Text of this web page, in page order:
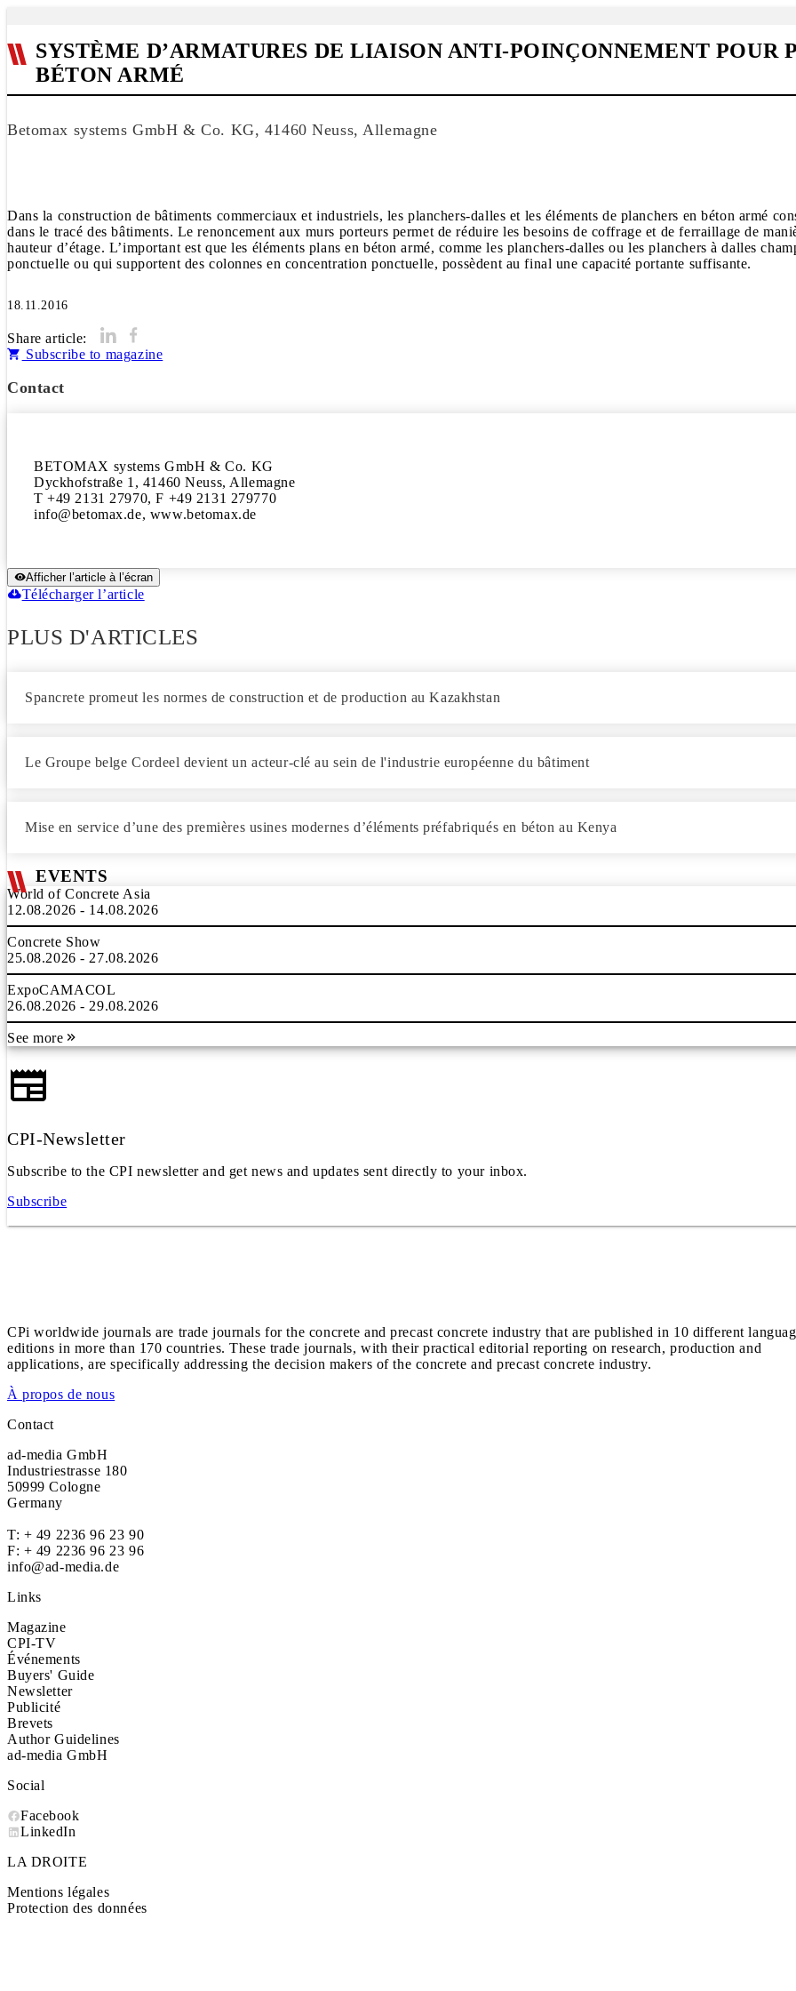
SYSTÈME D’ARMATURES DE LIAISON ANTI-POINÇONNEMENT POUR
BÉTON ARMÉ
Betomax systems GmbH & Co. KG, 41460 Neuss, Allemagne
Dans la construction de bâtiments commerciaux et industriels, les planchers-dalles et les éléments de planchers en béton armé
dans le tracé des bâtiments. Le renoncement aux murs porteurs permet de réduire les besoins de coffrage et de ferraillage de
hauteur d’étage. L’important est que les éléments plans en béton armé, comme les planchers-dalles ou les planchers à dalles
ponctuelle ou qui supportent des colonnes en concentration ponctuelle, possèdent au final une capacité portante suffisante.
18.11.2016
Share article:
Subscribe to magazine
Contact
BETOMAX systems GmbH & Co. KG
Dyckhofstraße 1, 41460 Neuss, Allemagne
T +49 2131 27970, F +49 2131 279770
info@betomax.de, www.betomax.de
Afficher l’article à l’écran
Télécharger l’article
PLUS D'ARTICLES
Spancrete promeut les normes de construction et de production au Kazakhstan
Le Groupe belge Cordeel devient un acteur-clé au sein de l'industrie européenne du bâtiment
Mise en service d’une des premières usines modernes d’éléments préfabriqués en béton au Kenya
EVENTS
World of Concrete Asia
12.08.2026 - 14.08.2026
Concrete Show
25.08.2026 - 27.08.2026
ExpoCAMACOL
26.08.2026 - 29.08.2026
See more
CPI-Newsletter
Subscribe to the CPI newsletter and get news and updates sent directly to your inbox.
Subscribe
CPi worldwide journals are trade journals for the concrete and precast concrete industry that are published in 10 different
editions in more than 170 countries. These trade journals, with their practical editorial reporting on research, production and
applications, are specifically addressing the decision makers of the concrete and precast concrete industry.
À propos de nous
Contact
ad-media GmbH
Industriestrasse 180
50999 Cologne
Germany
T: + 49 2236 96 23 90
F: + 49 2236 96 23 96
info@ad-media.de
Links
Magazine
CPI-TV
Événements
Buyers' Guide
Newsletter
Publicité
Brevets
Author Guidelines
ad-media GmbH
Social
Facebook
LinkedIn
LA DROITE
Mentions légales
Protection des données